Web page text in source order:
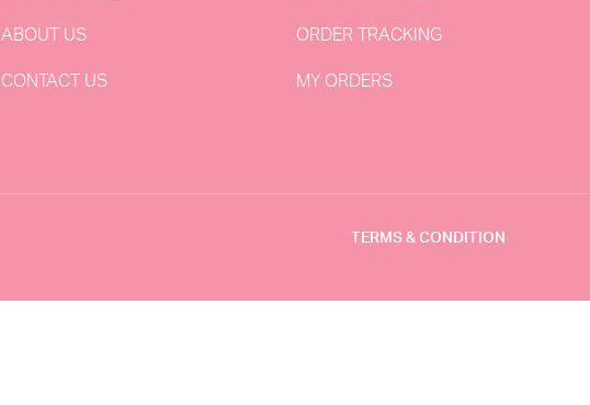
ABOUT US
CONTACT US
ORDER TRACKING
MY ORDERS
TERMS & CONDITION